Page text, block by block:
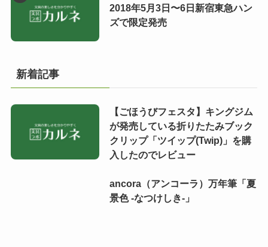
2018年5月3日〜6日新宿東急ハン
ズで限定発売
新着記事
【ごほうびフェスタ】キングジム
が発売している折りたたみブック
クリップ「ツイップ(Twip)」を購
入したのでレビュー
ancora（アンコーラ）万年筆「夏
景色 -なつけしき-」